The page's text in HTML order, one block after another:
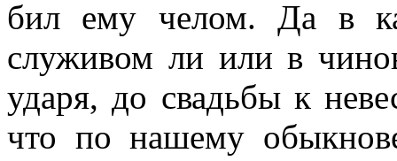
бил ему челом. Да в
служивом ли или в
ударя, до свадьбы к
что по нашему